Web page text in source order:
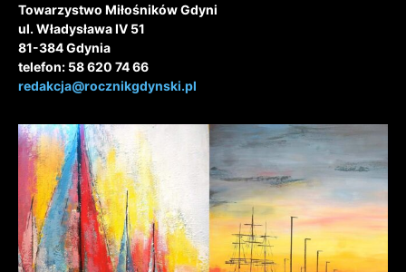
Towarzystwo Miłośników Gdyni
ul. Władysława IV 51
81-384 Gdynia
telefon: 58 620 74 66
redakcja@rocznikgdynski.pl